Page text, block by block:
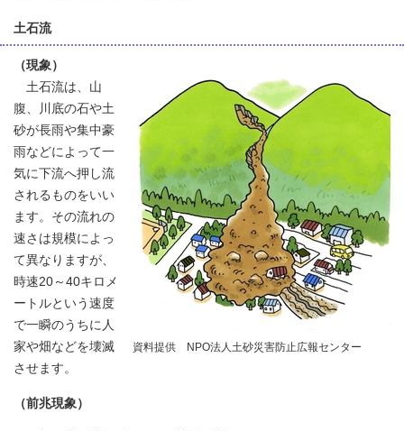
土石流
資料提供 NPO法人土砂災害防止広報センター
（現象）
土石流は、山
腹、川底の石や土
砂が長雨や集中豪
雨などによって一
気に下流へ押し流
されるものをいい
ます。その流れの
速さは規模によっ
て異なりますが、
時速20～40キロメ
ートルという速度
で一瞬のうちに人
家や畑などを壊滅
させます。
（前兆現象）